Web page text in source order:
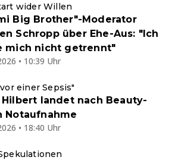
wider Willen
Big Brother"-Moderator
Schropp über Ehe-Aus: "Ich
mich nicht getrennt"
• 10:39 Uhr
einer Sepsis"
Hilbert landet nach Beauty-
Notaufnahme
• 18:40 Uhr